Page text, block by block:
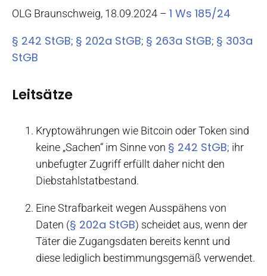
OLG Braunschweig, 18.09.2024 – 1 Ws 185/24
§ 242 StGB; § 202a StGB; § 263a StGB; § 303a
StGB
Leitsätze
Kryptowährungen wie Bitcoin oder Token sind
keine „Sachen“ im Sinne von § 242 StGB; ihr
unbefugter Zugriff erfüllt daher nicht den
Diebstahlstatbestand.
Eine Strafbarkeit wegen Ausspähens von
Daten (§ 202a StGB) scheidet aus, wenn der
Täter die Zugangsdaten bereits kennt und
diese lediglich bestimmungsgemäß verwendet.